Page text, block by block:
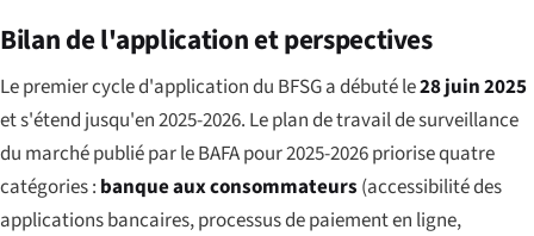
Bilan de l'application et perspectives
Le premier cycle d'application du BFSG a débuté le28 juin 2025
et s'étend jusqu'en 2025-2026. Le plan de travail de surveillance
du marché publié par le BAFA pour 2025-2026 priorise quatre
catégories : banque aux consommateurs (accessibilité des
applications bancaires, processus de paiement en ligne,